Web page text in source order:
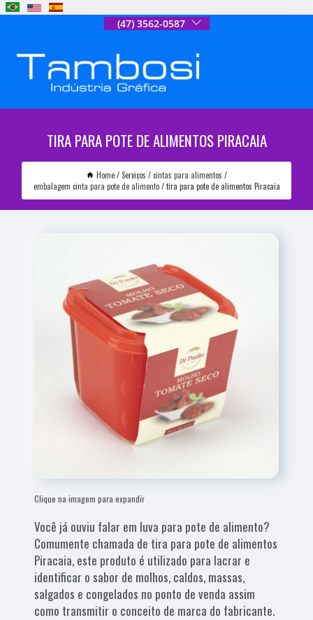
(47) 3562-0587
TIRA PARA POTE DE ALIMENTOS PIRACAIA
Home Serviços
cintas para alimentos
embalagem cinta para pote de alimento
tira para pote de alimentos Piracaia
Clique na imagem para expandir
Você já ouviu falar em luva para pote de alimento?
Comumente chamada de tira para pote de alimentos
Piracaia, este produto é utilizado para lacrar e
identificar o sabor de molhos, caldos, massas,
salgados e congelados no ponto de venda assim
como transmitir o conceito de marca do fabricante.